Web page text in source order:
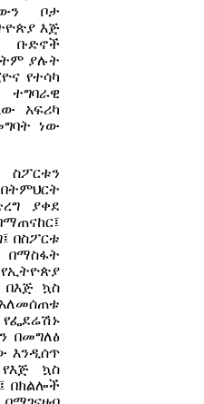
ቦታ
እጅ
ቡድኖች
ያሉት
የተሳካ
አፍሪካ
ነው
ያቀደ
በስፖርቱ
በማስፋት
ኳስ
በመግለፅ
እንዲሰጥ
ኳስ
በክልሎች